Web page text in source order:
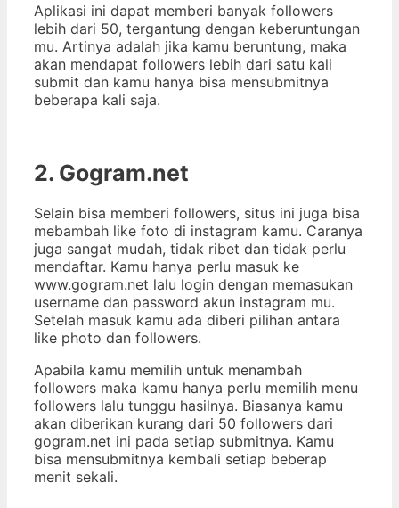
Aplikasi ini dapat memberi banyak followers
lebih dari 50, tergantung dengan keberuntungan
mu. Artinya adalah jika kamu beruntung, maka
akan mendapat followers lebih dari satu kali
submit dan kamu hanya bisa mensubmitnya
beberapa kali saja.
2. Gogram.net
Selain bisa memberi followers, situs ini juga bisa
mebambah like foto di instagram kamu. Caranya
juga sangat mudah, tidak ribet dan tidak perlu
mendaftar. Kamu hanya perlu masuk ke
www.gogram.net lalu login dengan memasukan
username dan password akun instagram mu.
Setelah masuk kamu ada diberi pilihan antara
like photo dan followers.
Apabila kamu memilih untuk menambah
followers maka kamu hanya perlu memilih menu
followers lalu tunggu hasilnya. Biasanya kamu
akan diberikan kurang dari 50 followers dari
gogram.net ini pada setiap submitnya. Kamu
bisa mensubmitnya kembali setiap beberap
menit sekali.